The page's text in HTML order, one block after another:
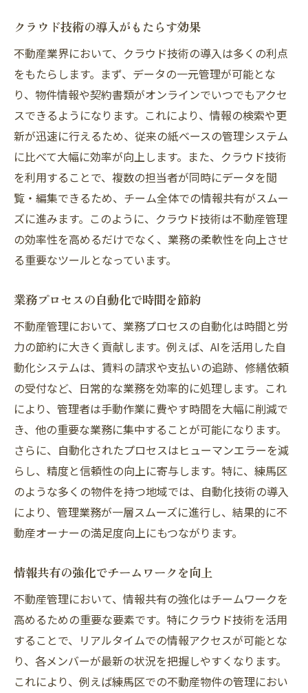
データのリアルタイムアクセスの利点
進化する顧客サービスの提供
クラウドによる柔軟な運用管理
地域特性に即した管理の最適化
最新技術導入による競争力の強化
クラウド導入事例から学ぶ成功の秘訣
不動産管理におけるクラウド活用の重要性と実
例
クラウド活用の初期ステップ
成功事例に学ぶ最適な戦略
不動産管理業務のデジタル変革
クラウドの導入効果を最大化する
練馬区での具体的活用事例
練馬区での不動産管理がクラウドで進化する瞬
間
デジタル変革による管理業務の変化
クラウド導入前後の比較分析
現場の声を活かした運用改善
不動産管理の未来を見据えた準備
練馬区固有のニーズへの対応方法
未来を見据えたクラウド戦略
識
データドリブンな意思決定の実現
お客様満足度を高める新たなアプローチ
業界をリードする最新トレンド
持続可能な不動産管理の実践方法
クラウド技術の導入がもたらす効果
不動産業界において、クラウド技術の導入は多くの利点
をもたらします。まず、データの一元管理が可能とな
り、物件情報や契約書類がオンラインでいつでもアクセ
スできるようになります。これにより、情報の検索や更
新が迅速に行えるため、従来の紙ベースの管理システム
に比べて大幅に効率が向上します。また、クラウド技術
を利用することで、複数の担当者が同時にデータを閲
覧・編集できるため、チーム全体での情報共有がスムー
ズに進みます。このように、クラウド技術は不動産管理
の効率性を高めるだけでなく、業務の柔軟性を向上させ
る重要なツールとなっています。
業務プロセスの自動化で時間を節約
不動産管理において、業務プロセスの自動化は時間と労
力の節約に大きく貢献します。例えば、AIを活用した自
動化システムは、賃料の請求や支払いの追跡、修繕依頼
の受付など、日常的な業務を効率的に処理します。これ
により、管理者は手動作業に費やす時間を大幅に削減で
き、他の重要な業務に集中することが可能になります。
さらに、自動化されたプロセスはヒューマンエラーを減
らし、精度と信頼性の向上に寄与します。特に、練馬区
のような多くの物件を持つ地域では、自動化技術の導入
により、管理業務が一層スムーズに進行し、結果的に不
動産オーナーの満足度向上にもつながります。
情報共有の強化でチームワークを向上
不動産管理において、情報共有の強化はチームワークを
高めるための重要な要素です。特にクラウド技術を活用
することで、リアルタイムでの情報アクセスが可能とな
り、各メンバーが最新の状況を把握しやすくなります。
これにより、例えば練馬区での不動産物件の管理におい